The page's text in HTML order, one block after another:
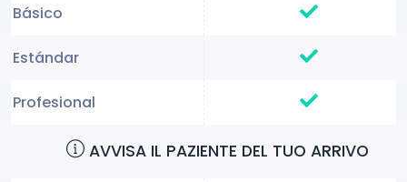
AVVISA IL PAZIENTE DEL TUO ARRIVO